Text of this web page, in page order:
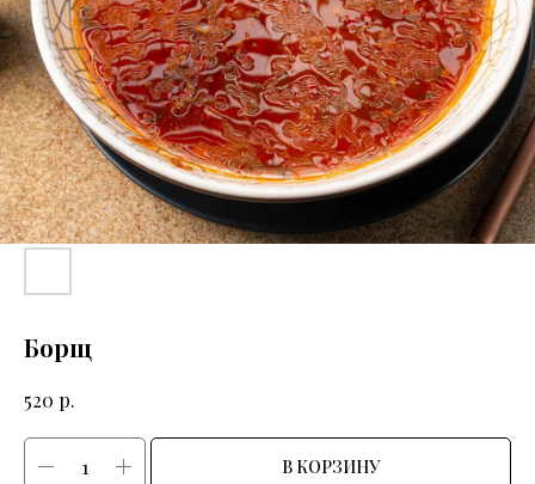
Борщ
520 р.
В КОРЗИНУ